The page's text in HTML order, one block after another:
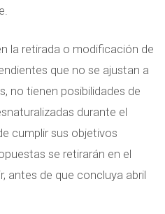
la retirada o modificación de
que no se ajustan a
no tienen posibilidades de
durante el
cumplir sus objetivos
se retirarán en el
antes de que concluya abril